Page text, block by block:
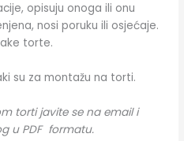
opisuju onoga ili onu
nosi poruku ili osjećaje.
torte.
su za montažu na torti.
torti javite se na email i
u PDF formatu.